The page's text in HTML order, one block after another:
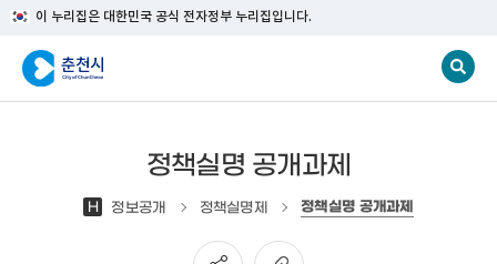
이 누리집은 대한민국 공식 전자정부 누리집입니다.
정책실명 공개과제
H 정보공개 정책실명제 정책실명 공개과제